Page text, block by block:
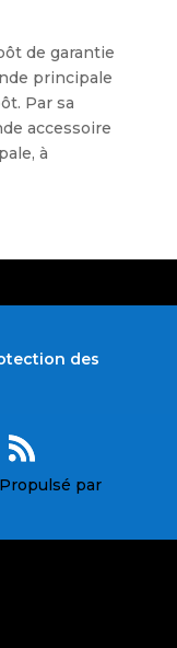
de garantie
principale
Par sa
accessoire
à
des
par